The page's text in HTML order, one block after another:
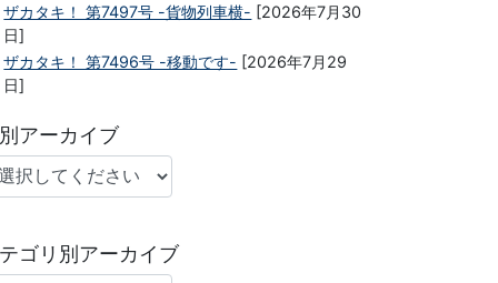
ザカタキ！ 第7497号 -貨物列車横- [2026年7月30
日]
ザカタキ！ 第7496号 -移動です- [2026年7月29
日]
アーカイブ
ゴリ別アーカイブ